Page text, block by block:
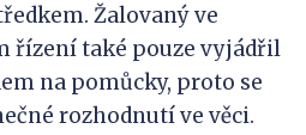
Žalovaný ve
řízení také pouze vyjádřil
na pomůcky, proto se
rozhodnutí ve věci.